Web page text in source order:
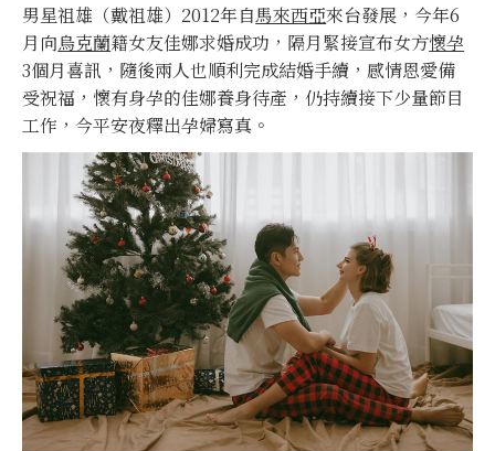
男星祖雄（戴祖雄）2012年自馬來西亞來台發展，今年6
月向烏克蘭籍女友佳娜求婚成功，隔月緊接宣布女方懷孕
3個月喜訊，隨後兩人也順利完成結婚手續，感情恩愛備
受祝福，懷有身孕的佳娜養身待產，仍持續接下少量節目
工作，今平安夜釋出孕婦寫真。